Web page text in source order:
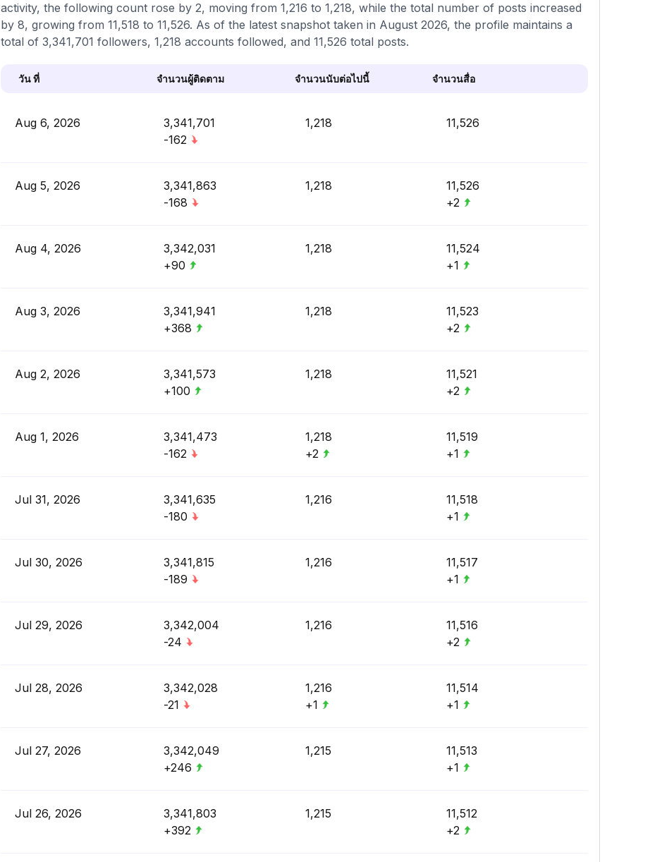
activity, the following count rose by 2, moving from 1,216 to 1,218, while the total number of posts increased
by 8, growing from 11,518 to 11,526. As of the latest snapshot taken in August 2026, the profile maintains a
total of 3,341,701 followers, 1,218 accounts followed, and 11,526 total posts.
วัน ที่ จำนวนผู้ติดตาม จำนวนนับต่อไปนี้ จำนวนสื่อ
Aug 6, 2026
3,341,701
-162
1,218 11,526
Aug 5, 2026
3,341,863
-168
1,218
11,526
+2
Aug 4, 2026
3,342,031
+90
1,218
11,524
+1
Aug 3, 2026
3,341,941
+368
1,218
11,523
+2
Aug 2, 2026
3,341,573
+100
1,218
11,521
+2
Aug 1, 2026
3,341,473
-162
1,218
+2
11,519
+1
Jul 31, 2026
3,341,635
-180
1,216
11,518
+1
Jul 30, 2026
3,341,815
-189
1,216
11,517
+1
Jul 29, 2026
3,342,004
-24
1,216
11,516
+2
Jul 28, 2026
3,342,028
-21
1,216
+1
11,514
+1
Jul 27, 2026
3,342,049
+246
1,215
11,513
+1
Jul 26, 2026
3,341,803
+392
1,215
11,512
+2